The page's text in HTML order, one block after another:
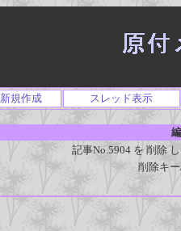
新規作成 スレッド表示
記事No.5904 を 削除
削除キ